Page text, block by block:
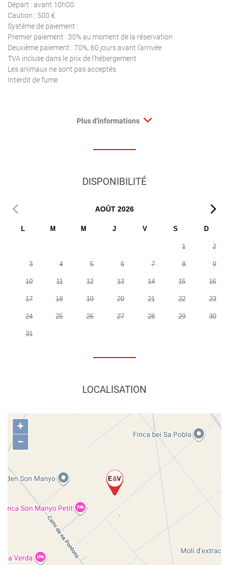
Départ : avant 10h00
Caution : 500 €.
Système de paiement :
Premier paiement : 30% au moment de la réservation
Deuxième paiement : 70%, 60 jours avant l'arrivée
TVA incluse dans le prix de l'hébergement
Les animaux ne sont pas acceptés.
Interdit de fume.
Plus d'informations
DISPONIBILITÉ
AOÛT 2026
L M M J V S D
1 2
3 4 5 6 7 8 9
10 11 12 13 14 15 16
17 18 19 20 21 22 23
24 25 26 27 28 29 30
31
LOCALISATION
+
−